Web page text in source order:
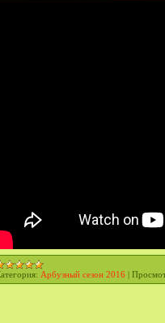
Арбузный сезон 2016 |